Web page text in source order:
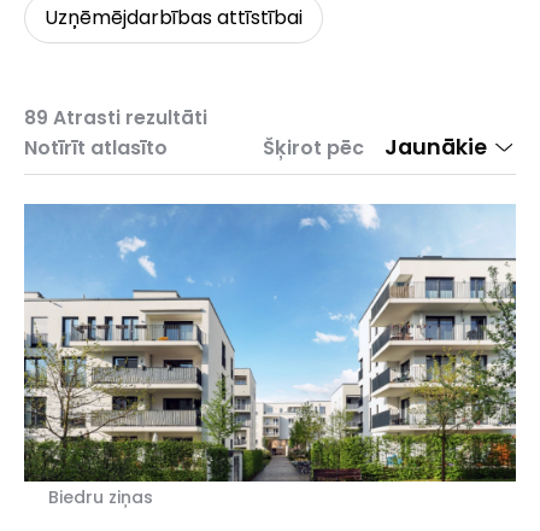
Uzņēmējdarbības attīstībai
89 Atrasti rezultāti
Notīrīt atlasīto Šķirot pēc Jaunākie
Biedru ziņas